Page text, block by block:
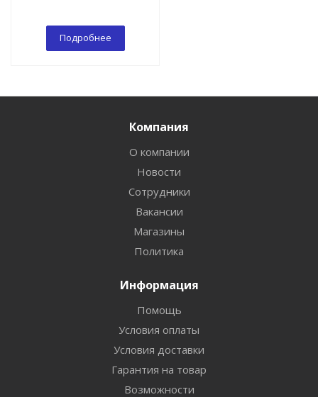
Подробнее
Компания
О компании
Новости
Сотрудники
Вакансии
Магазины
Политика
Информация
Помощь
Условия оплаты
Условия доставки
Гарантия на товар
Возможности